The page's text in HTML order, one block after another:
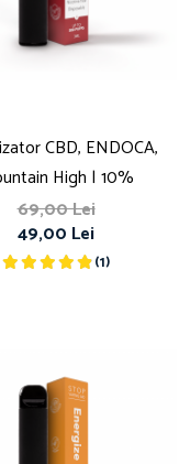
CBD, ENDOCA,
High | 10%
69,00 Lei
49,00 Lei
(1)